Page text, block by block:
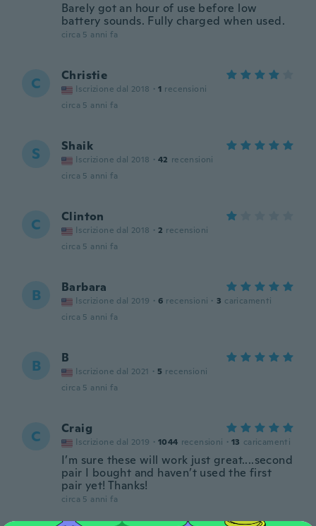
Barely got an hour of use before low
battery sounds. Fully charged when used.
circa 5 anni fa
C Christie
Iscrizione dal 2018 · 1 recensioni
circa 5 anni fa
S Shaik
Iscrizione dal 2018 · 42 recensioni
circa 5 anni fa
C Clinton
Iscrizione dal 2018 · 2 recensioni
circa 5 anni fa
B Barbara
Iscrizione dal 2019 · 6 recensioni · 3 caricamenti
circa 5 anni fa
B B
Iscrizione dal 2021 · 5 recensioni
circa 5 anni fa
C Craig
Iscrizione dal 2019 · 1044 recensioni · 13 caricamenti
I’m sure these will work just great....second
pair I bought and haven’t used the first
pair yet! Thanks!
circa 5 anni fa